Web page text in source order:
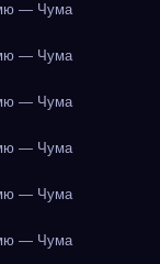
— Чума
— Чума
— Чума
— Чума
— Чума
— Чума